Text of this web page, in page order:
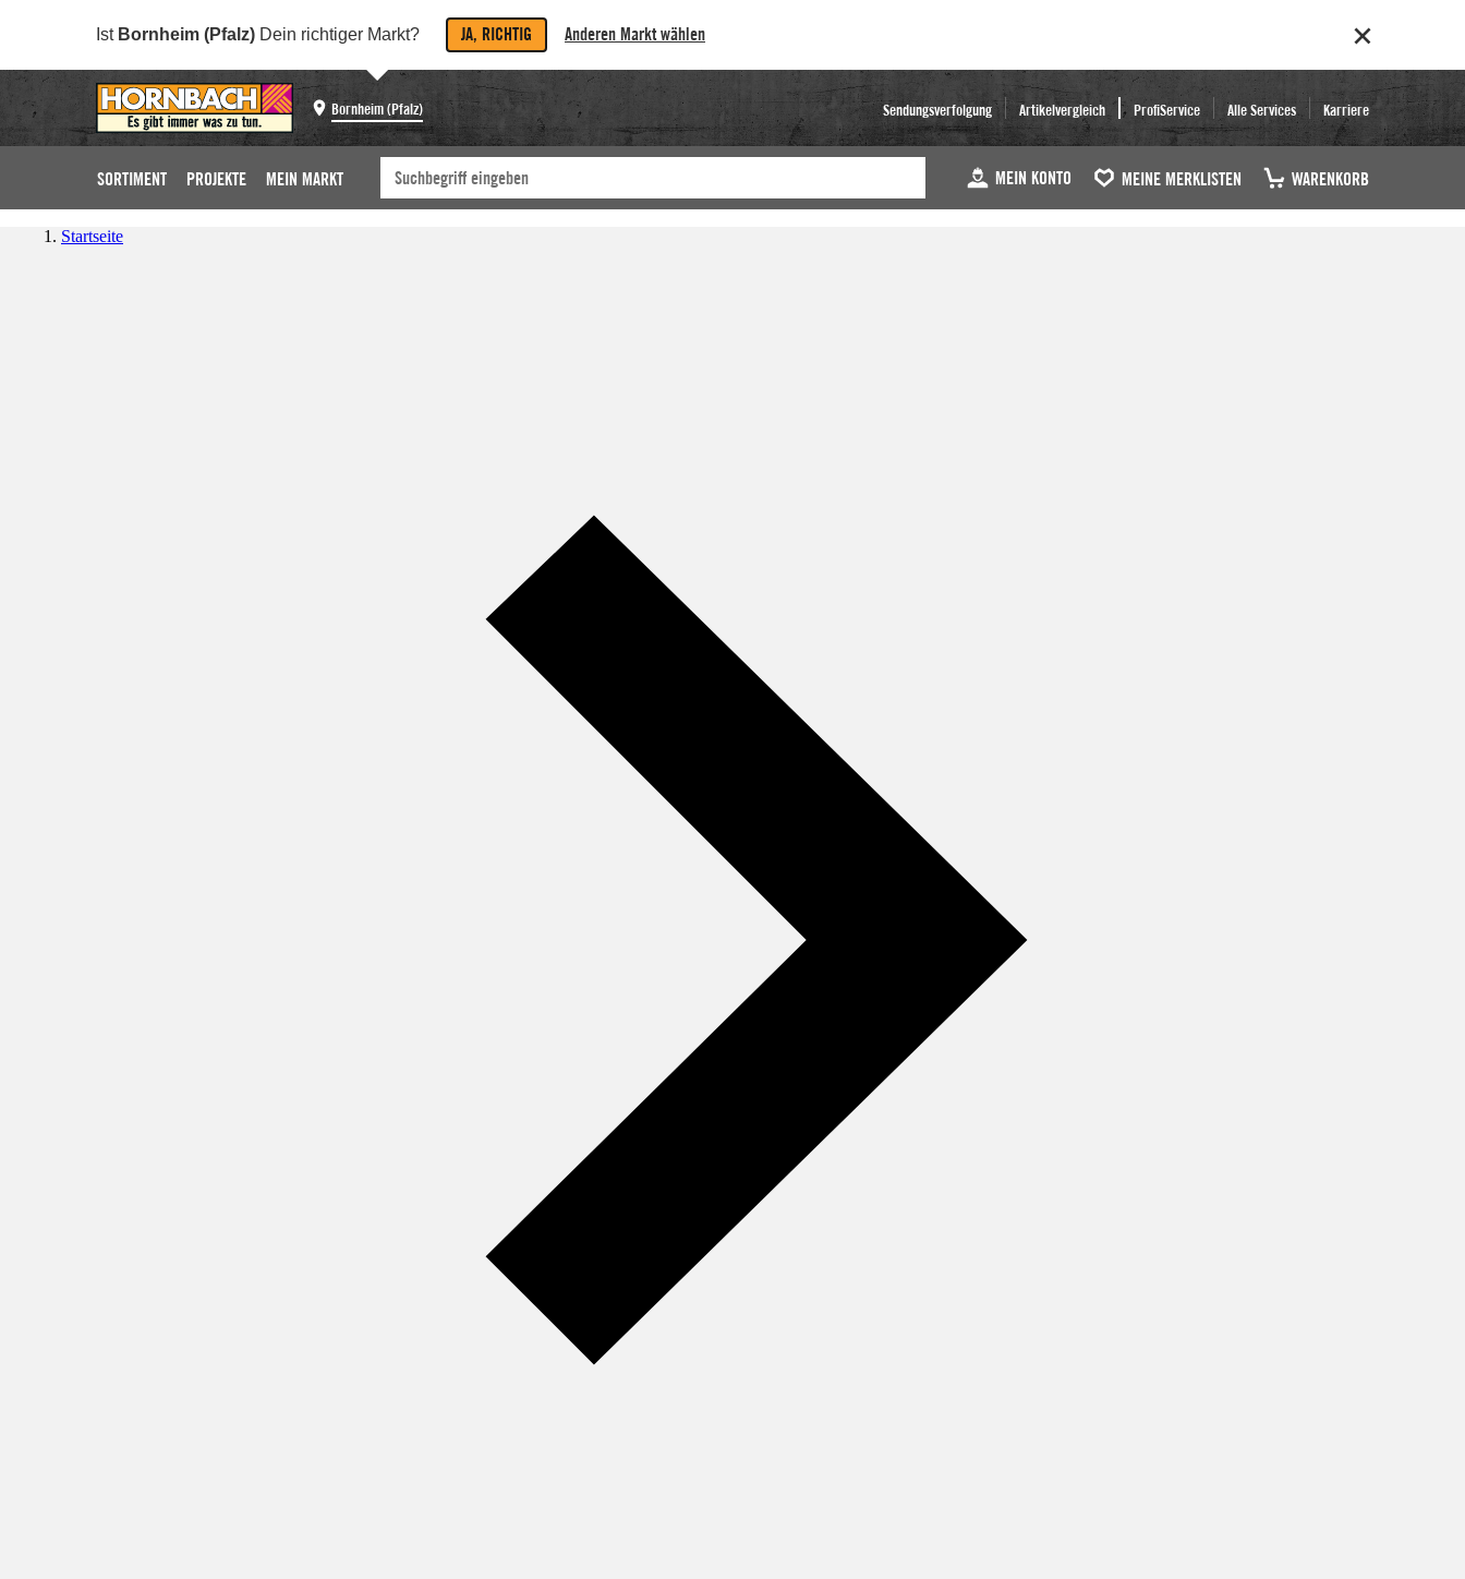
Ist Bornheim (Pfalz) Dein richtiger Markt? JA, RICHTIG Anderen Markt wählen
Bornheim (Pfalz) Sendungsverfolgung Artikelvergleich ProfiService Alle Services Karriere
SORTIMENT PROJEKTE MEIN MARKT MEIN KONTO MEINE MERKLISTEN WARENKORB
Startseite